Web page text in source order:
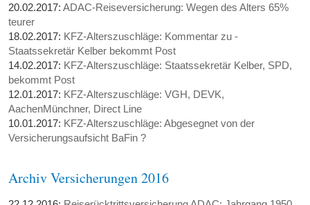
20.02.2017:ADAC-Reiseversicherung: Wegen des Alters 65%
teurer
18.02.2017: KFZ-Alterszuschläge: Kommentar zu -
Staatssekretär Kelber bekommt Post
14.02.2017: KFZ-Alterszuschläge: Staatssekretär Kelber, SPD,
bekommt Post
12.01.2017: KFZ-Alterszuschläge: VGH, DEVK,
AachenMünchner, Direct Line
10.01.2017: KFZ-Alterszuschläge: Abgesegnet von der
Versicherungsaufsicht BaFin ?
Archiv Versicherungen 2016